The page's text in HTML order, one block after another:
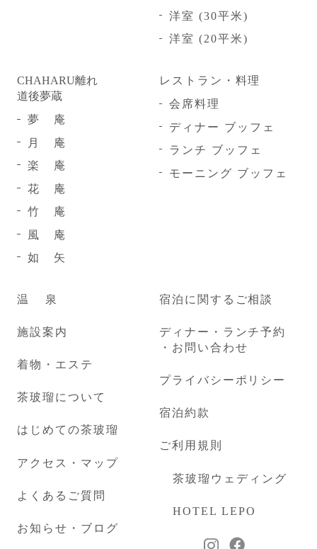
洋室 (30平米)
洋室 (20平米)
CHAHARU離れ
道後夢蔵
夢
庵
月
庵
楽
庵
花
庵
竹
庵
風
庵
如 矢
レストラン・料理
会席料理
ディナー ブッフェ
ランチ ブッフェ
モーニング ブッフェ
温 泉
施設案内
着物・エステ
茶玻瑠について
はじめての茶玻瑠
アクセス・マップ
よくあるご質問
お知らせ・ブログ
宿泊に関するご相談
ディナー・ランチ予約
・お問い合わせ
プライバシーポリシー
宿泊約款
ご利用規則
茶玻瑠ウェディング
HOTEL LEPO